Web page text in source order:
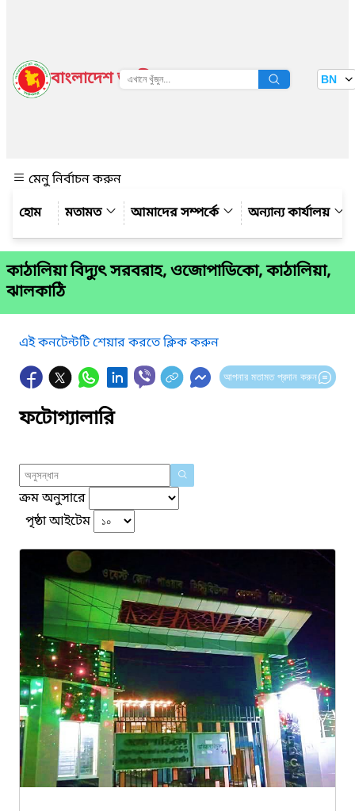
বাংলাদেশ জাতীয় তথ্য বাতায়ন BN
মেনু নির্বাচন করুন
মতামত
আমাদের সম্পর্কে অন্যান্য কার্যালয়
কাঠালিয়া বিদ্যুৎ সরবরাহ, ওজোপাডিকো, কাঠালিয়া,
ঝালকাঠি
এই কনটেন্টটি শেয়ার করতে ক্লিক করুন
আপনার মতামত প্রদান করুন
ফটোগ্যালারি
ক্রম অনুসারে
পৃষ্ঠা আইটেম